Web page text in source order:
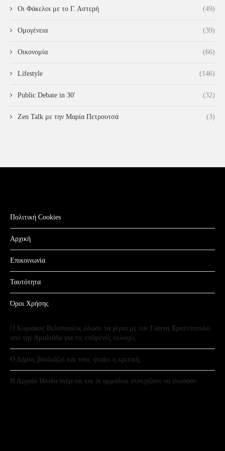
Οι Φάκελοι με το Γ. Αστερή (49)
Ομογένεια (39)
Οικονομία (66)
Lifestyle (146)
Public Debate in 30' (32)
Zen Talk με την Μαρία Πετρουτσά (3)
Πολιτική Cookies
Αρχική
Επικοινωνία
Ταυτότητα
Όροι Χρήσης
Ο Κυριάκος Βελόπουλος έδωσε τα χέρια με τον Γιάννη Χριστόπουλο
από την Αμαλιάδα για τις επόμενες εκλογές.
Ο Δήμος βουλιάζει και τους φταίει η κριτική;
Η Αρχαία Ήλιδα πνίγεται και οι αρμόδιοι συνεχίζουν να σιωπούν